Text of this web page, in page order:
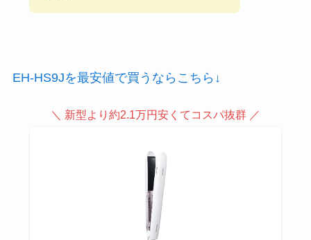
EH-HS9Jを最安値で買うならこちら↓
＼ 新型より約2.1万円安くてコスパ抜群 ／